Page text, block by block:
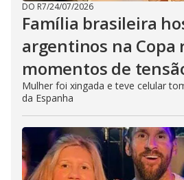
DO R7/24/07/2026
Família brasileira
argentinos na Copa
momentos de
Mulher foi xingada e teve celular
da Espanha